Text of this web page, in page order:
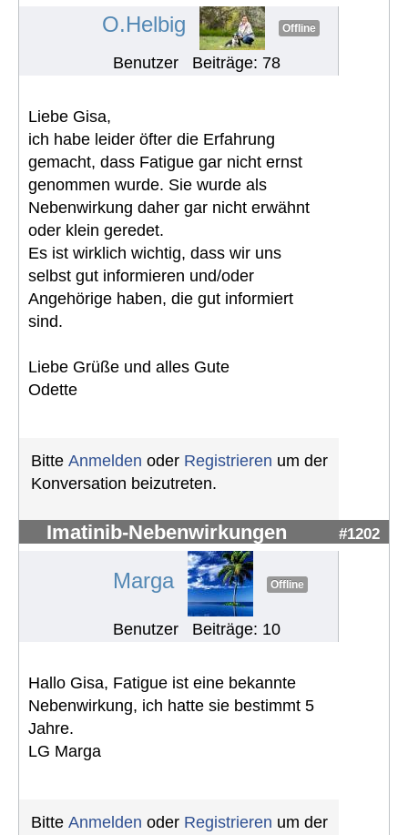
O.Helbig Offline
Benutzer Beiträge: 78
Liebe Gisa,
ich habe leider öfter die Erfahrung
gemacht, dass Fatigue gar nicht ernst
genommen wurde. Sie wurde als
Nebenwirkung daher gar nicht erwähnt
oder klein geredet.
Es ist wirklich wichtig, dass wir uns
selbst gut informieren und/oder
Angehörige haben, die gut informiert
sind.
Liebe Grüße und alles Gute
Odette
Bitte Anmelden oder Registrieren um der
Konversation beizutreten.
Imatinib-Nebenwirkungen #1202
Marga Offline
Benutzer Beiträge: 10
Hallo Gisa, Fatigue ist eine bekannte
Nebenwirkung, ich hatte sie bestimmt 5
Jahre.
LG Marga
Bitte Anmelden oder Registrieren um der